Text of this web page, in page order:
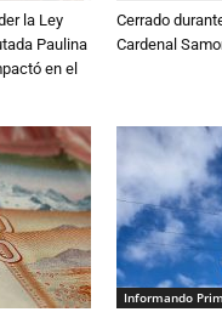
la Ley
Paulina
en el
Cerrado
Cardenal
Informando